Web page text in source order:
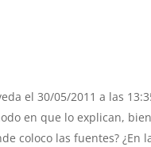
el 30/05/2011 a las
en que lo explican,
coloco las fuentes?